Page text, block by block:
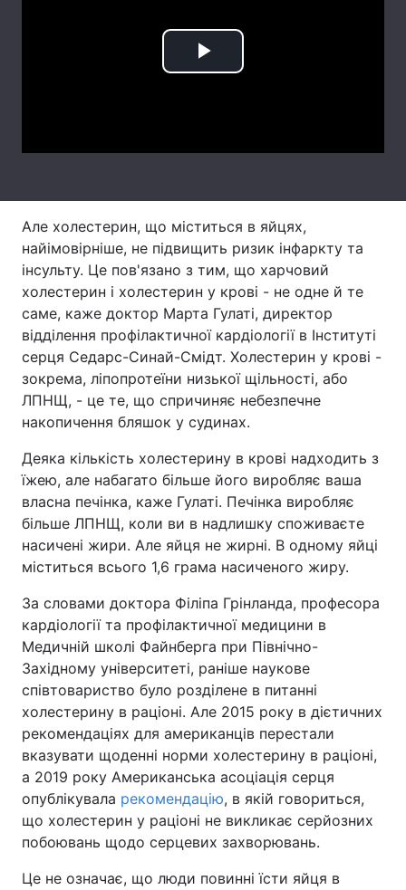
Послуги
Тема оформлення
Play
Але холестерин, що міститься в яйцях,
найімовірніше, не підвищить ризик інфаркту та
інсульту. Це пов'язано з тим, що харчовий
холестерин і холестерин у крові - не одне й те
саме, каже доктор Марта Гулаті, директор
відділення профілактичної кардіології в Інституті
серця Седарс-Синай-Смідт. Холестерин у крові -
зокрема, ліпопротеїни низької щільності, або
ЛПНЩ, - це те, що спричиняє небезпечне
накопичення бляшок у судинах.
Деяка кількість холестерину в крові надходить з
їжею, але набагато більше його виробляє ваша
власна печінка, каже Гулаті. Печінка виробляє
більше ЛПНЩ, коли ви в надлишку споживаєте
насичені жири. Але яйця не жирні. В одному яйці
міститься всього 1,6 грама насиченого жиру.
За словами доктора Філіпа Грінланда, професора
кардіології та профілактичної медицини в
Медичній школі Файнберга при Північно-
Західному університеті, раніше наукове
співтовариство було розділене в питанні
холестерину в раціоні. Але 2015 року в дієтичних
рекомендаціях для американців перестали
вказувати щоденні норми холестерину в раціоні,
а 2019 року Американська асоціація серця
опублікувала рекомендацію, в якій говориться,
що холестерин у раціоні не викликає серйозних
побоювань щодо серцевих захворювань.
Це не означає, що люди повинні їсти яйця в